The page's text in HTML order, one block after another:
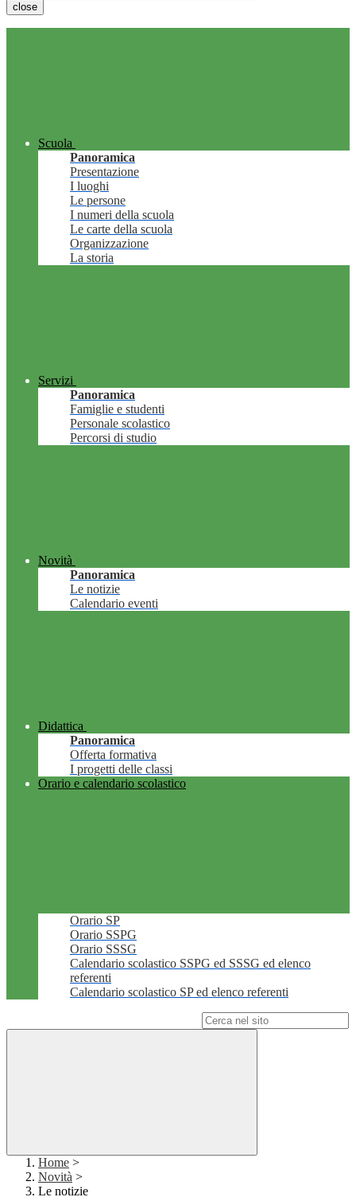
close
Scuola
Panoramica
Presentazione
I luoghi
Le persone
I numeri della scuola
Le carte della scuola
Organizzazione
La storia
Servizi
Panoramica
Famiglie e studenti
Personale scolastico
Percorsi di studio
Novità
Panoramica
Le notizie
Calendario eventi
Didattica
Panoramica
Offerta formativa
I progetti delle classi
Orario e calendario scolastico
Orario SP
Orario SSPG
Orario SSSG
Calendario scolastico SSPG ed SSSG ed elenco
referenti
Calendario scolastico SP ed elenco referenti
Home >
Novità >
Le notizie